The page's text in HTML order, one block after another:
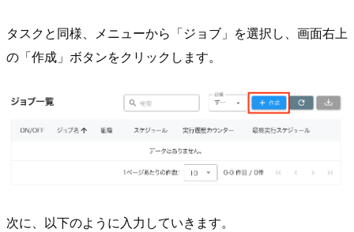
タスクと同様、メニューから「ジョブ」を選択し、画面右上
の「作成」ボタンをクリックします。
次に、以下のように入力していきます。